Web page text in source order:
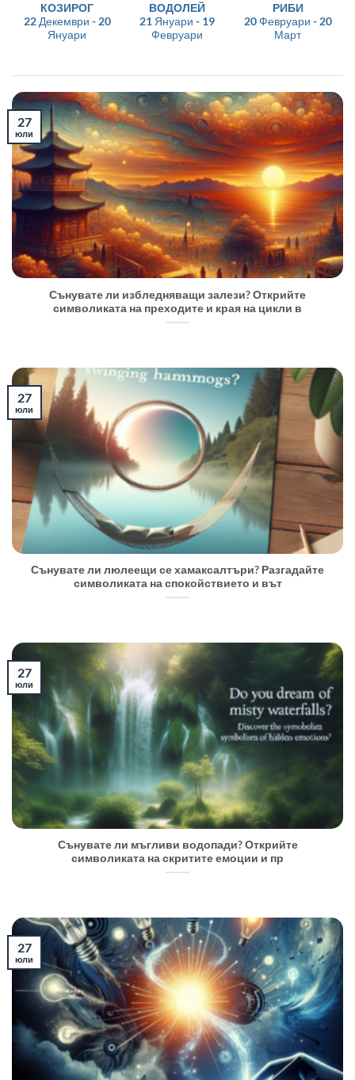
КОЗИРОГ
22 Декември - 20
Януари
ВОДОЛЕЙ
21 Януари - 19
Февруари
РИБИ
20 Февруари - 20
Март
Сънувате ли избледняващи залези? Открийте
символиката на преходите и края на цикли в
27
юли
Сънувате ли люлеещи се хамаксалтъри? Разгадайте
символиката на спокойствието и вът
27
юли
Сънувате ли мъгливи водопади? Открийте
символиката на скритите емоции и пр
27
юли
27
юли